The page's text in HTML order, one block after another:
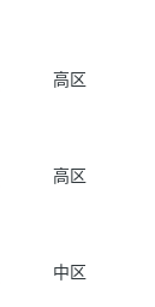
高区
高区
中区